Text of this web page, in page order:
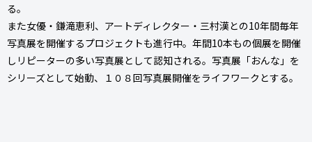
る。
また女優・鎌滝恵利、アートディレクター・三村漢との10年間毎年
写真展を開催するプロジェクトも進行中。年間10本もの個展を開催
しリピーターの多い写真展として認知される。写真展「おんな」を
シリーズとして始動、１０８回写真展開催をライフワークとする。